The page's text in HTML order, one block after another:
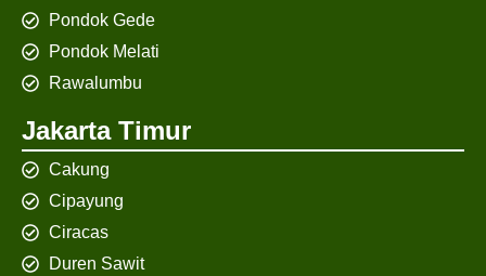
Pondok Gede
Pondok Melati
Rawalumbu
Jakarta Timur
Cakung
Cipayung
Ciracas
Duren Sawit